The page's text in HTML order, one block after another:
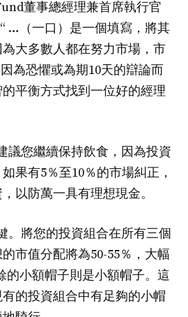
董事總經理兼首席執行官
…（一口）是一個填寫，將其
大多數人都在努力市場，市
為恐懼或為期10天的辯論而
平衡方式找到一位好的經理
議您繼續保持飲食，因為投資
果有5％至10％的市場糾正，
以防萬一具有理想現金。
。將您的投資組合在所有三個
市值分配將為50-55％，大幅
的小額帽子則是小額帽子。這
的投資組合中有足夠的小帽